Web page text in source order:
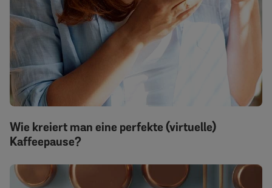
Wie kreiert man eine perfekte (virtuelle)
Kaffeepause?